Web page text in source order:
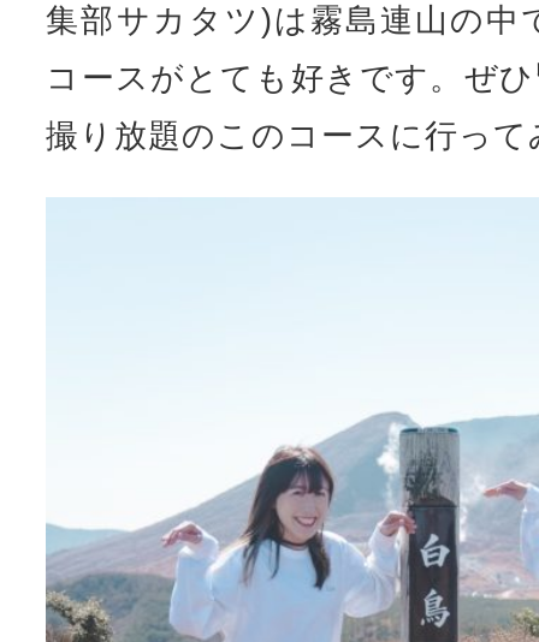
集部サカタツ)は霧島連山の中
コースがとても好きです。ぜ
撮り放題のこのコースに行っ